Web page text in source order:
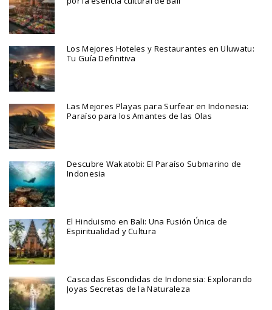
Los Mejores Hoteles y Restaurantes en Uluwatu:
Tu Guía Definitiva
Las Mejores Playas para Surfear en Indonesia:
Paraíso para los Amantes de las Olas
Descubre Wakatobi: El Paraíso Submarino de
Indonesia
El Hinduismo en Bali: Una Fusión Única de
Espiritualidad y Cultura
Cascadas Escondidas de Indonesia: Explorando
Joyas Secretas de la Naturaleza